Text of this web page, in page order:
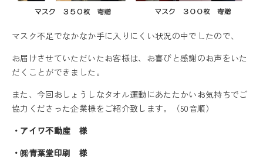
マスク不足でなかなか手に入りにくい状況の中でしたので、
お届けさせていただいたお客様は、お喜びと感謝のお声をいた
だくことができました。
また、今回おしょうしなタオル運動にあたたかいお気持ちでご
協力くださった企業様をご紹介致します。（50音順）
・アイワ不動産 様
・㈱青葉堂印刷 様